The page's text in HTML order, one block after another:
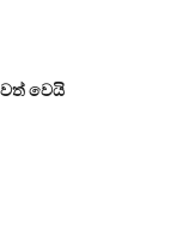
වෙයි